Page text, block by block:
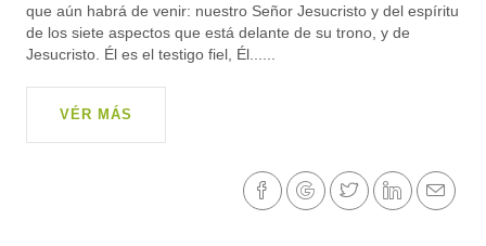
que aún habrá de venir: nuestro Señor Jesucristo y del espíritu
de los siete aspectos que está delante de su trono, y de
Jesucristo. Él es el testigo fiel, Él......
VÉR MÁS